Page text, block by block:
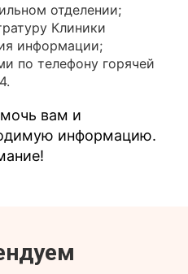
отделении;
Клиники
информации;
по телефону горячей
вам и
информацию.